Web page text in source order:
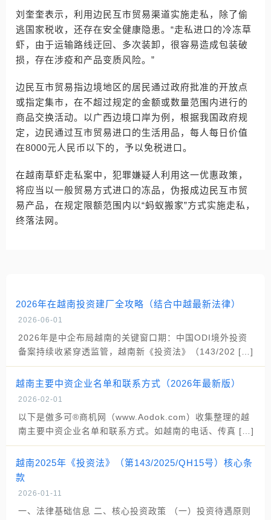
刘奎奎表示，利用边民互市贸易渠道实施走私，除了偷
逃国家税收，还存在安全健康隐患。“走私进口的冷冻草
虾，由于运输路线迂回、多次装卸，很容易造成包装破
损，存在涉疫和产品变质风险。”
边民互市贸易指边境地区的居民通过政府批准的开放点
或指定集市，在不超过规定的金额或数量范围内进行的
商品交换活动。以广西边境口岸为例，根据我国政府规
定，边民通过互市贸易进口的生活用品，每人每日价值
在8000元人民币以下的，予以免税进口。
在越南草虾走私案中，犯罪嫌疑人利用这一优惠政策，
将应当以一般贸易方式进口的冻品，伪报成边民互市贸
易产品，在规定限额范围内以“蚂蚁搬家”方式实施走私，
终落法网。
2026年在越南投资建厂全攻略（结合中越最新法律）
2026-06-01
2026年是中企布局越南的关键窗口期：中国ODI境外投资
备案持续收紧穿透监管，越南新《投资法》（143/202 […]
越南主要中资企业名单和联系方式（2026年最新版）
2026-02-01
以下是傲多可®商机网（www.Aodok.com）收集整理的越
南主要中资企业名单和联系方式。如越南的电话、传真 […]
越南2025年《投资法》（第143/2025/QH15号）核心条
款
2026-01-11
一、法律基础信息 二、核心投资政策 （一）投资待遇原则